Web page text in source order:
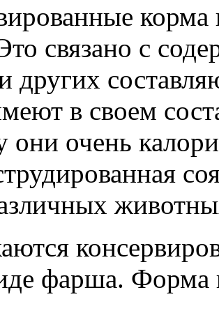
связано с
других
в своем
они очень
фарша. Форма